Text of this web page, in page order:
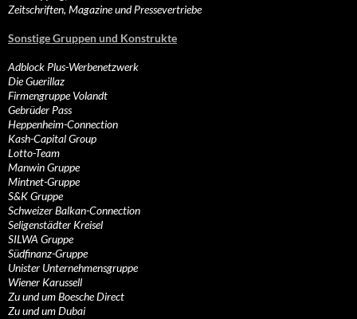
Zeitschriften, Magazine und Pressevertriebe
Sonstige Gruppen und Konstrukte
Adblock Plus-Werbenetzwerk
Die Guerillaz
Firmengruppe Volandt
Gebrüder Pass
Heppenheim-Connection
Kash-Capital Group
Lotto-Team
Manwin Gruppe
Mintnet-Gruppe
S&K Gruppe
Schweizer Balkan-Connection
Seligenstädter Kreisel
SILWA Gruppe
Südfinanz-Gruppe
Unister Unternehmensgruppe
Wiener Karussell
Zu und um Boesche Direct
Zu und um Dubai